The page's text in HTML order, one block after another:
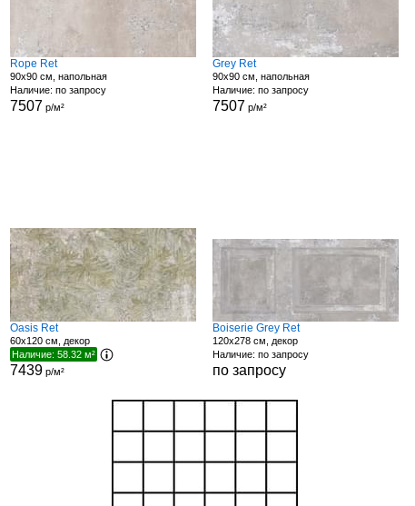
Rope Ret
90x90 см, напольная
Наличие: по запросу
7507 р/м²
Grey Ret
90x90 см, напольная
Наличие: по запросу
7507 р/м²
Oasis Ret
60x120 см, декор
Наличие: 58.32 м²
7439р/м²
Boiserie Grey Ret
120x278 см, декор
Наличие: по запросу
по запросу